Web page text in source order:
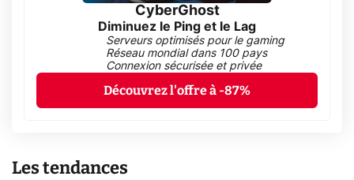
CyberGhost
Diminuez le Ping et le Lag
Serveurs optimisés pour le gaming
Réseau mondial dans 100 pays
Connexion sécurisée et privée
Découvrez l'offre à -87%
Les tendances